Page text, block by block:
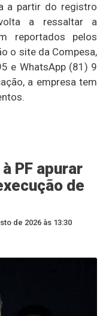
a partir do registro
a ressaltar a
reportados pelos
o site da Compesa,
e WhatsApp (81) 9
a empresa tem
PF apurar
de
de 2026 às 13:30